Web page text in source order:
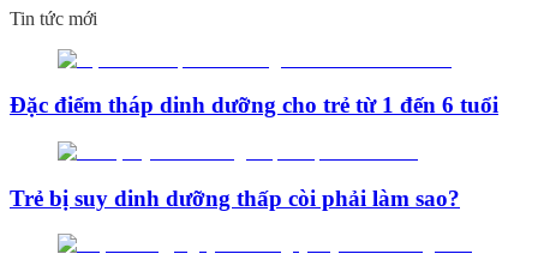
Tin tức mới
Đặc điểm tháp dinh dưỡng cho trẻ từ 1 đến 6 tuổi
Trẻ bị suy dinh dưỡng thấp còi phải làm sao?